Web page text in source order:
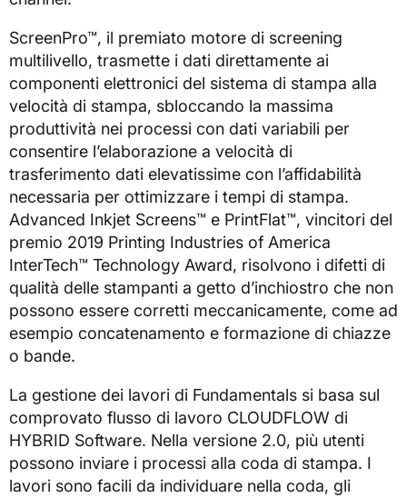
ScreenPro™, il premiato motore di screening
multilivello, trasmette i dati direttamente ai
componenti elettronici del sistema di stampa alla
velocità di stampa, sbloccando la massima
produttività nei processi con dati variabili per
consentire l’elaborazione a velocità di
trasferimento dati elevatissime con l’affidabilità
necessaria per ottimizzare i tempi di stampa.
Advanced Inkjet Screens™ e PrintFlat™, vincitori del
premio 2019 Printing Industries of America
InterTech™ Technology Award, risolvono i difetti di
qualità delle stampanti a getto d’inchiostro che non
possono essere corretti meccanicamente, come ad
esempio concatenamento e formazione di chiazze
o bande.
La gestione dei lavori di Fundamentals si basa sul
comprovato flusso di lavoro CLOUDFLOW di
HYBRID Software. Nella versione 2.0, più utenti
possono inviare i processi alla coda di stampa. I
lavori sono facili da individuare nella coda, gli